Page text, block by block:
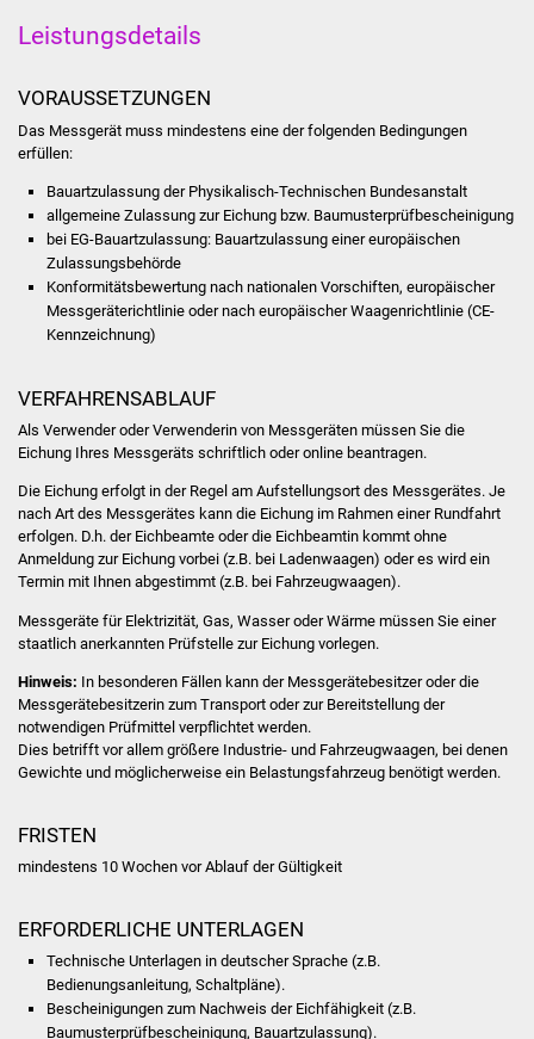
Lebenslagen
Formulare
Bürgerinfos
Bildung
Kolping-Musikschule
Volkshochschule
Soziale Einrichtungen
Kirchen
Lokale Agenda
Jugendhaus
Familienzentrum
Stadtwerke
Suenergie
Leistungsdetails
VORAUSSETZUNGEN
Das Messgerät muss mindestens eine der folgenden Bedingungen
erfüllen:
Bauartzulassung der Physikalisch-Technischen Bundesanstalt
allgemeine Zulassung zur Eichung bzw. Baumusterprüfbescheinigung
bei EG-Bauartzulassung: Bauartzulassung einer europäischen
Zulassungsbehörde
Konformitätsbewertung nach nationalen Vorschiften, europäischer
Messgeräterichtlinie oder nach europäischer Waagenrichtlinie (CE-
Kennzeichnung)
VERFAHRENSABLAUF
Als Verwender oder Verwenderin von Messgeräten müssen Sie die
Eichung Ihres Messgeräts schriftlich oder online beantragen.
Die Eichung erfolgt in der Regel am Aufstellungsort des Messgerätes. Je
nach Art des Messgerätes kann die Eichung im Rahmen einer Rundfahrt
erfolgen. D.h. der Eichbeamte oder die Eichbeamtin kommt ohne
Anmeldung zur Eichung vorbei (z.B. bei Ladenwaagen) oder es wird ein
Termin mit Ihnen abgestimmt (z.B. bei Fahrzeugwaagen).
Messgeräte für Elektrizität, Gas, Wasser oder Wärme müssen Sie einer
staatlich anerkannten Prüfstelle zur Eichung vorlegen.
Hinweis: In besonderen Fällen kann der Messgerätebesitzer oder die
Messgerätebesitzerin zum Transport oder zur Bereitstellung der
notwendigen Prüfmittel verpflichtet werden.
Dies betrifft vor allem größere Industrie- und Fahrzeugwaagen, bei denen
Gewichte und möglicherweise ein Belastungsfahrzeug benötigt werden.
FRISTEN
mindestens 10 Wochen vor Ablauf der Gültigkeit
ERFORDERLICHE UNTERLAGEN
Technische Unterlagen in deutscher Sprache (z.B.
Bedienungsanleitung, Schaltpläne).
Bescheinigungen zum Nachweis der Eichfähigkeit (z.B.
Baumusterprüfbescheinigung, Bauartzulassung).